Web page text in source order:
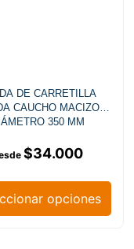
DE CARRETILLA
CAUCHO MACIZO
350 MM
$34.000
opciones